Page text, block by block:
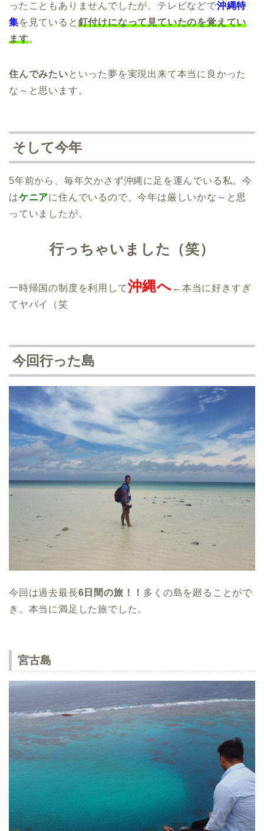
ったこともありませんでしたが、テレビなどで沖縄特
集を見ていると 釘付けになって見ていたのを覚えてい
ます。
住んでみたいといった夢を実現出来て本当に良かった
な～と思います。
そして今年
5年前から、毎年欠かさず沖縄に足を運んでいる私。今
はケニアに住んでいるので、今年は厳しいかな～と思
っていましたが、
行っちゃいました（笑）
一時帰国の制度を利用して沖縄へ ←本当に好きすぎ
てヤバイ（笑
今回行った島
今回は過去最長6日間の旅！！ 多くの島を廻ることがで
き、本当に満足した旅でした。
宮古島